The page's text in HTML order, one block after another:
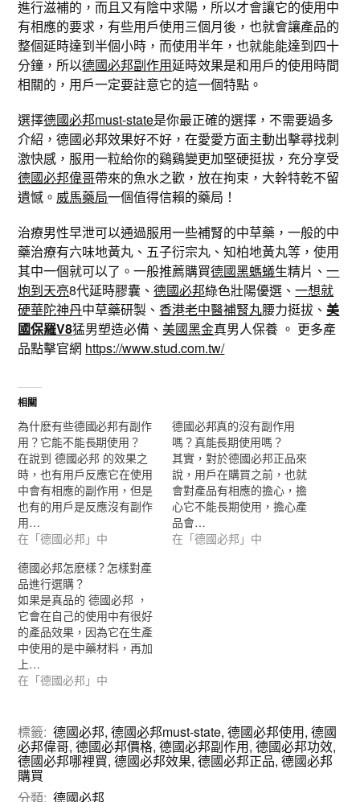
進行滋補的，而且又有陰中求陽，所以才會讓它的使用中
有相應的要求，有些用戶使用三個月後，也就會讓產品的
整個延時達到半個小時，而使用半年，也就能能達到四十
分鐘，所以德國必邦副作用延時效果是和用戶的使用時間
相關的，用戶一定要註意它的這一個特點。
選擇德國必邦must-state是你最正確的選擇，不需要過多
介紹，德國必邦效果好不好，在愛愛方面主動出擊尋找刺
激快感，服用一粒給你的鷄鷄變更加堅硬挺拔，充分享受
德國必邦偉哥帶來的魚水之歡，放在拘束，大幹特乾不留
遺憾。 威馬藥局一個值得信賴的藥局！
治療男性早泄可以通過服用一些補腎的中草藥，一般的中
藥治療有六味地黃丸、五子衍宗丸、知柏地黃丸等，使用
其中一個就可以了。一般推薦購買德國黑螞蟻生精片、一
炮到天亮8代延時膠囊、德國必邦綠色壯陽優選、一想就
硬華陀神丹中草藥研製、香港老中醫補腎丸腰力挺拔、美
國保羅V8猛男塑造必備、美國黑金真男人保養 。 更多產
品點擊官網 https://www.stud.com.tw/
相關
為什麽有些德國必邦有副作
用？它能不能長期使用？
在說到 德國必邦 的效果之
時，也有用戶反應它在使用
中會有相應的副作用，但是
也有的用戶是反應沒有副作
用…
在「德國必邦」中
德國必邦真的沒有副作用
嗎？真能長期使用嗎？
其實，對於德國必邦正品來
說，用戶在購買之前，也就
會對產品有相應的擔心，擔
心它不能長期使用，擔心產
品會…
在「德國必邦」中
德國必邦怎麽樣？怎樣對產
品進行選購？
如果是真品的 德國必邦 ，
它會在自己的使用中有很好
的產品效果，因為它在生產
中使用的是中藥材料，再加
上…
在「德國必邦」中
標籤: 德國必邦,德國必邦must-state,德國必邦使用,德國
必邦偉哥,德國必邦價格,德國必邦副作用,德國必邦功效,
德國必邦哪裡買,德國必邦效果,德國必邦正品,德國必邦
購買
分類: 德國必邦